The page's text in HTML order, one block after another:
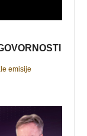
emisije